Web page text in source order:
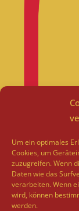
Um ein optimales
Cookies, um
zuzugreifen. Wenn
Daten wie das
verarbeiten. Wenn
wird, können
werden.